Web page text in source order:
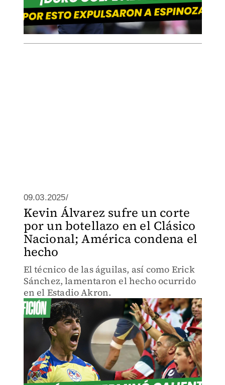
09.03.2025/
Kevin Álvarez sufre un corte
por un botellazo en el Clásico
Nacional; América condena el
hecho
El técnico de las águilas, así como Erick
Sánchez, lamentaron el hecho ocurrido
en el Estadio Akron.